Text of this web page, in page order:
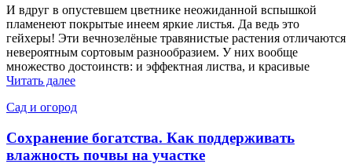
И вдруг в опустевшем цветнике неожиданной вспышкой
пламенеют по­крытые инеем яркие листья. Да ведь это
гейхеры! Эти вечнозелёные травянистые растения отличаются
невероятным сортовым разнообразием. У них вообще
множест­во достоинств: и эффектная листва, и красивые
Читать далее
Сад и огород
Сохранение богатства. Как поддерживать
влажность почвы на участке